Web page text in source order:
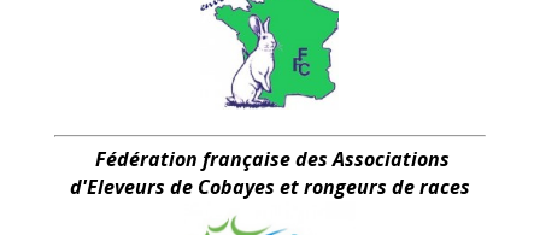
Fédération française des Associations
d'Eleveurs de Cobayes et rongeurs de races